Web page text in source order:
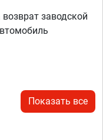
заводской
Показать все